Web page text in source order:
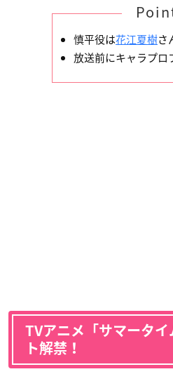
慎平役は花江夏樹さ
放送前にキャラプロ
TVアニメ「サマータイ
ト解禁！